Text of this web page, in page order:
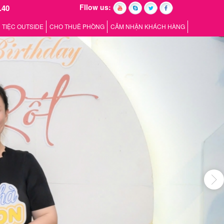
Fllow us:
TIỆC OUTSIDE CHO THUÊ PHÒNG CẢM NHẬN KHÁCH HÀNG